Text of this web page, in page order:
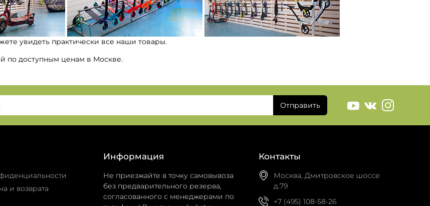
увидеть практически все наши товары.
по доступным ценам в Москве.
Отправить
и возврата
Информация
Не приезжайте в точку самовывоза
без предварительного резерва,
согласованного с менеджерами по
Контакты
Москва, Дмитровское шоссе
д.79
+7 (495) 108-58-26